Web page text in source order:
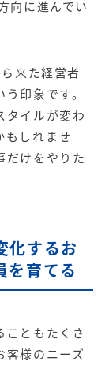
向に進んでい
来た経営者
印象です。
タイルが変わ
もしれませ
だけをやりた
化するお
を育てる
こともたくさ
客様のニーズ